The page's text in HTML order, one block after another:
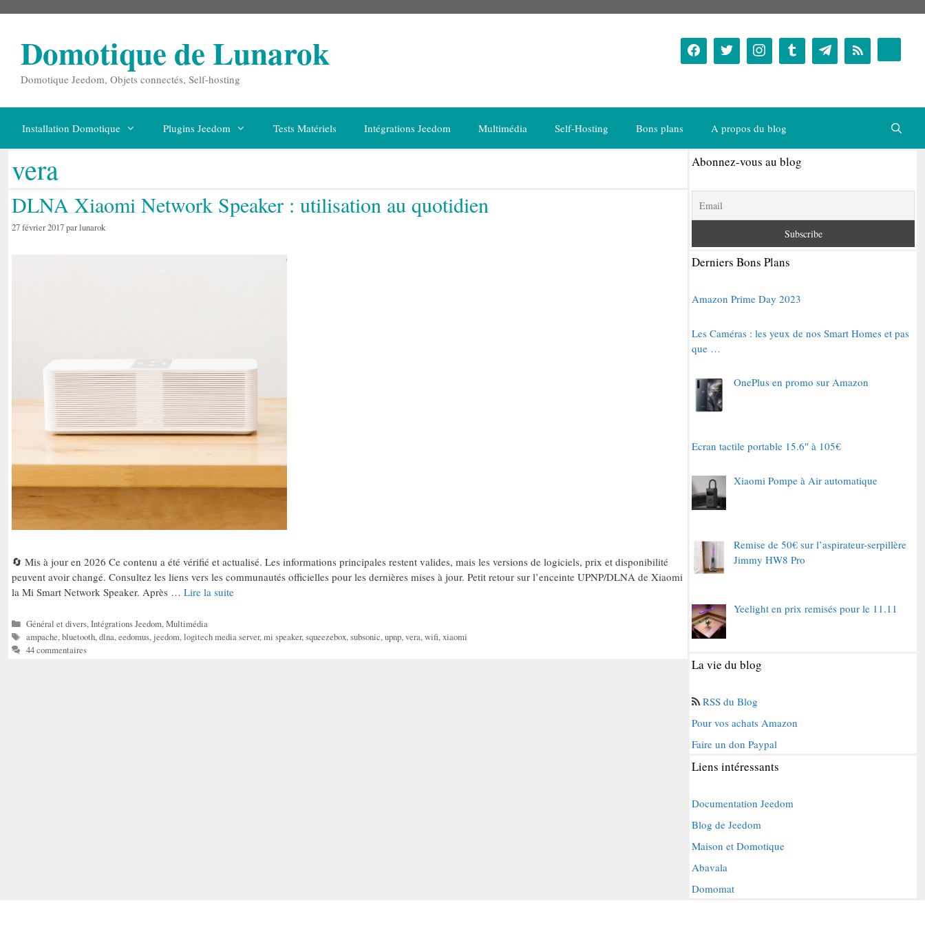
Domotique de Lunarok
Domotique Jeedom, Objets connectés, Self-hosting
Installation Domotique Plugins Jeedom Tests Matériels Intégrations Jeedom Multimédia Self-Hosting Bons plans A propos du blog
vera
DLNA Xiaomi Network Speaker : utilisation au quotidien
27 février 2017parlunarok
🔄 Mis à jour en 2026 Ce contenu a été vérifié et actualisé. Les informations principales restent valides, mais les versions de logiciels, prix et disponibilité
peuvent avoir changé. Consultez les liens vers les communautés officielles pour les dernières mises à jour. Petit retour sur l’enceinte UPNP/DLNA de Xiaomi
la Mi Smart Network Speaker. Après … Lire la suite
Catégories
Général et divers,Intégrations Jeedom,Multimédia
Étiquettes
ampache,bluetooth,dlna,eedomus,jeedom,logitech media server,mi speaker,squeezebox,subsonic,upnp,vera,wifi,xiaomi
44 commentaires
Abonnez-vous au blog
Derniers Bons Plans
Amazon Prime Day 2023
Les Caméras : les yeux de nos Smart Homes et pas
que …
OnePlus en promo sur Amazon
Ecran tactile portable 15.6″ à 105€
Xiaomi Pompe à Air automatique
Remise de 50€ sur l’aspirateur-serpillère
Jimmy HW8 Pro
Yeelight en prix remisés pour le 11.11
La vie du blog
RSS du Blog
Pour vos achats Amazon
Faire un don Paypal
Liens intéressants
Documentation Jeedom
Blog de Jeedom
Maison et Domotique
Abavala
Domomat